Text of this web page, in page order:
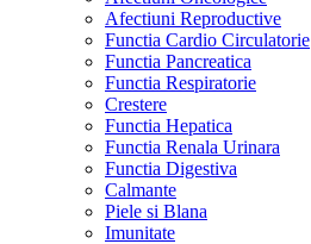
Afectiuni Reproductive
Functia Cardio Circulatorie
Functia Pancreatica
Functia Respiratorie
Crestere
Functia Hepatica
Functia Renala Urinara
Functia Digestiva
Calmante
Piele si Blana
Imunitate